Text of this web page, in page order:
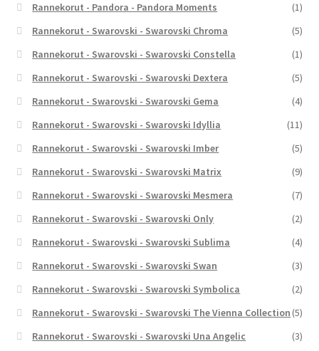
Rannekorut - Pandora - Pandora Moments
(1)
Rannekorut - Swarovski - Swarovski Chroma
(5)
Rannekorut - Swarovski - Swarovski Constella
(1)
Rannekorut - Swarovski - Swarovski Dextera
(5)
Rannekorut - Swarovski - Swarovski Gema
(4)
Rannekorut - Swarovski - Swarovski Idyllia
(11)
Rannekorut - Swarovski - Swarovski Imber
(5)
Rannekorut - Swarovski - Swarovski Matrix
(9)
Rannekorut - Swarovski - Swarovski Mesmera
(7)
Rannekorut - Swarovski - Swarovski Only
(2)
Rannekorut - Swarovski - Swarovski Sublima
(4)
Rannekorut - Swarovski - Swarovski Swan
(3)
Rannekorut - Swarovski - Swarovski Symbolica
(2)
Rannekorut - Swarovski - Swarovski The Vienna Collection (5)
Rannekorut - Swarovski - Swarovski Una Angelic
(3)